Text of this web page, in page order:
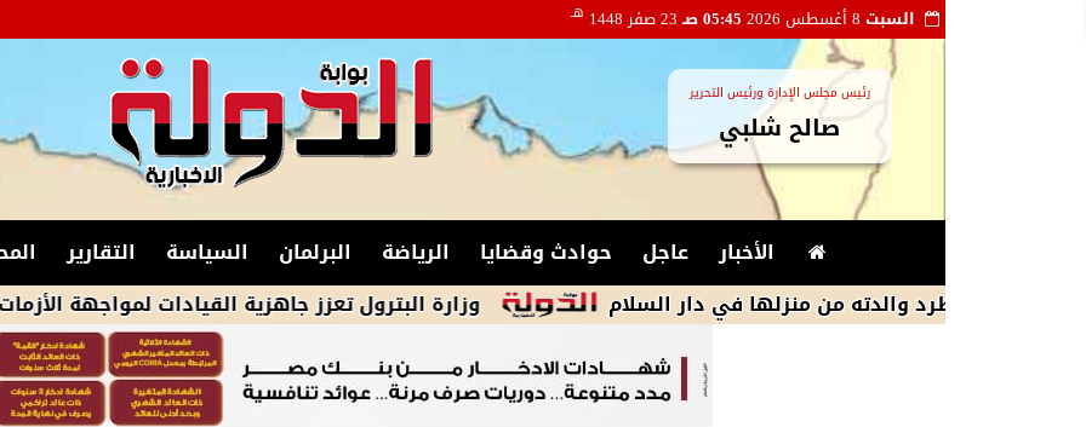
السبت 05:45 صـ 23 صفر 1448 هـ
رئيس مجلس الإدارة ورئيس التحرير
صالح شلبي
الأخبار عاجل حوادث وقضايا الرياضة البرلمان السياسة التقارير
وزارة البترول تعزز جاهزية القيادات لمواجهة الأزمات والحد من
والدته من منزلها في دار السلام